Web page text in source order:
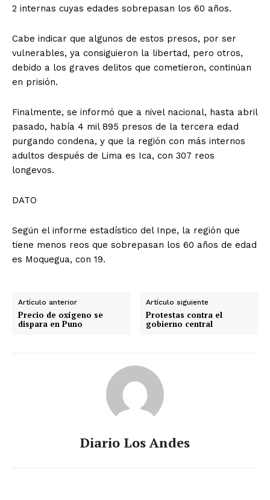
2 internas cuyas edades sobrepasan los 60 años.
Cabe indicar que algunos de estos presos, por ser
vulnerables, ya consiguieron la libertad, pero otros,
debido a los graves delitos que cometieron, continúan
en prisión.
Finalmente, se informó que a nivel nacional, hasta abril
pasado, había 4 mil 895 presos de la tercera edad
purgando condena, y que la región con más internos
adultos después de Lima es Ica, con 307 reos
longevos.
DATO
Según el informe estadístico del Inpe, la región que
tiene menos reos que sobrepasan los 60 años de edad
es Moquegua, con 19.
Artículo anterior
Precio de oxígeno se
dispara en Puno
Artículo siguiente
Protestas contra el
gobierno central
Diario Los Andes